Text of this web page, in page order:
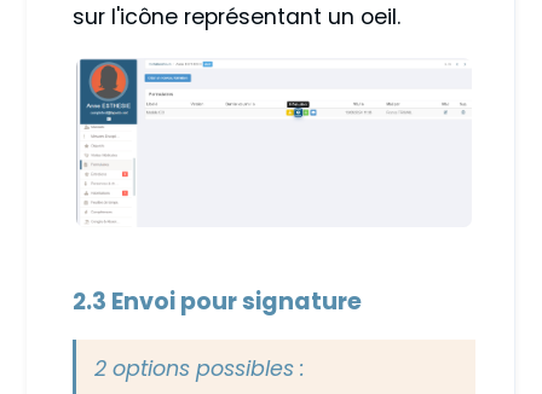
sur l'icône représentant un oeil.
2.3 Envoi pour signature
2 options possibles :